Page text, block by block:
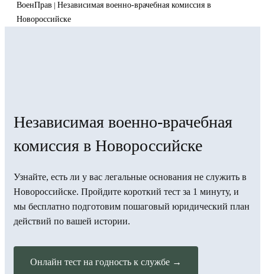
ВоенПрав
Независимая военно-врачебная комиссия в
Новороссийске
Независимая военно-врачебная
комиссия в Новороссийске
Узнайте, есть ли у вас легальные основания не служить в
Новороссийске. Пройдите короткий тест за 1 минуту, и
мы бесплатно подготовим пошаговый юридический план
действий по вашей истории.
Онлайн тест на годность к службе →